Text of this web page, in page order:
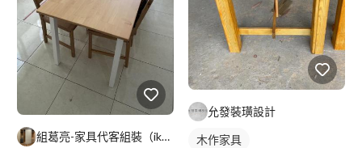
組葛亮-家具代客組裝（ikea、淘寶）
允發裝璜設計
木作家具